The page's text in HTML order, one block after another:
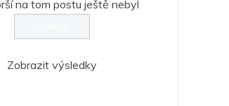
na tom postu ještě nebyl
Zobrazit výsledky